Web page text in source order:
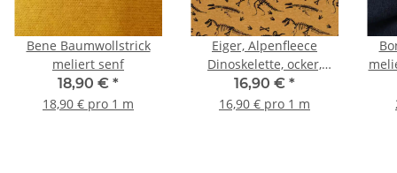
Bene Baumwollstrick
meliert senf
18,90 € *
18,90 € pro 1 m
Eiger, Alpenfleece
Dinoskelette, ocker,
meliert
16,90 € *
16,90 € pro 1 m